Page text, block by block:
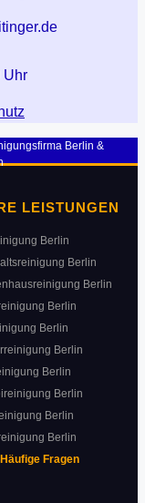
Uhr
Berlin &
LEISTUNGEN
Berlin
Berlin
Berlin
Berlin
Berlin
Berlin
Berlin
Berlin
Berlin
Berlin
Fragen